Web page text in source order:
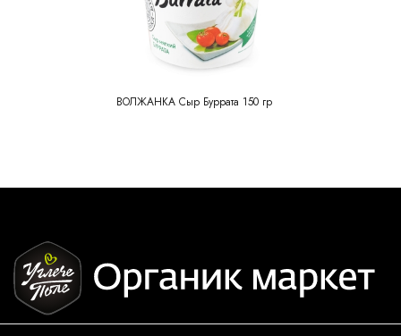
ВОЛЖАНКА Сыр Буррата 150 гр